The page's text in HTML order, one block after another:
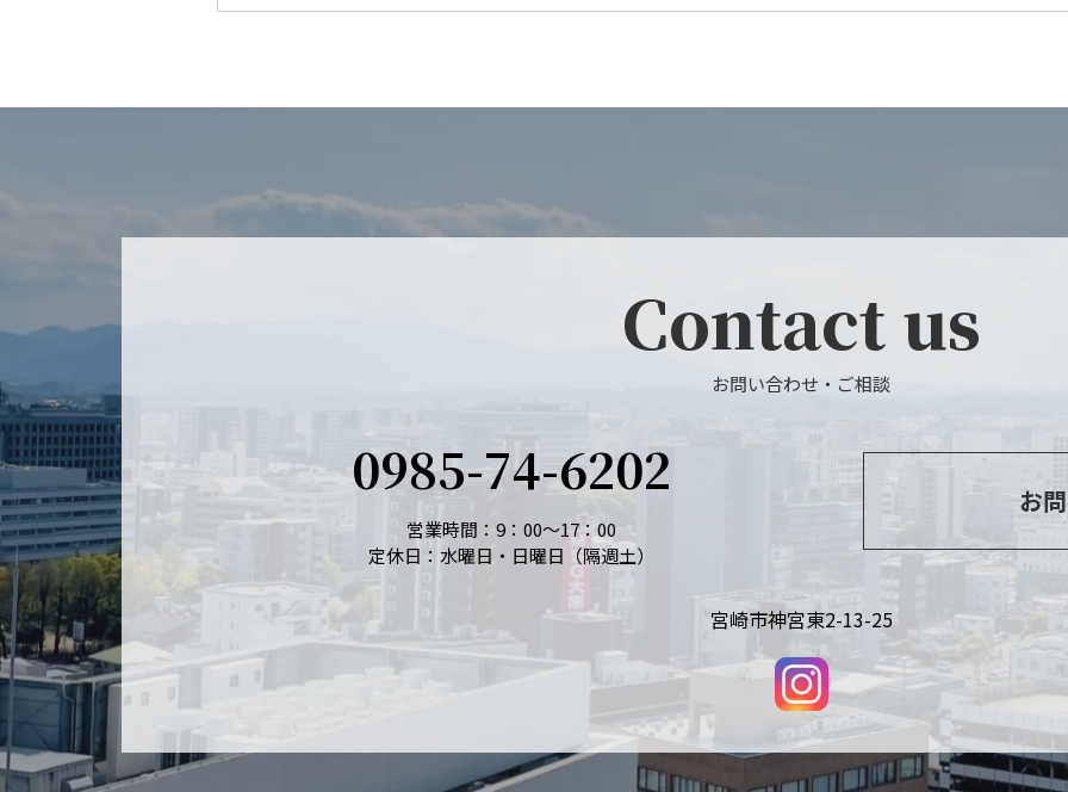
Contact us
お問い合わせ・ご相談
0985-74-6202
営業時間：9：00～17：00
定休日：水曜日・日曜日（隔週土）
お
宮崎市神宮東2-13-25